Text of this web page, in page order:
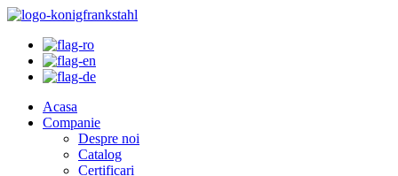
Acasa
Companie
Despre noi
Catalog
Certificari